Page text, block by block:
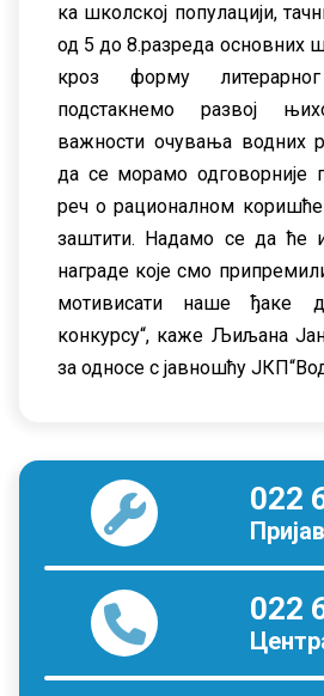
ка школскоj популациjи,
од 5 до 8.разреда основних
кроз форму
подстакнемо развоj
важности очувања водних
да се морамо одговорниjе
реч о рационалном
заштити. Надамо се да ће
награде коjе смо
мотивисати наше ђаке
конкурсу“, каже Љиљана
за односе с jавношћу
022
022